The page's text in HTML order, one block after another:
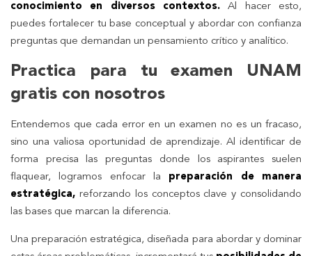
conocimiento en diversos contextos. Al hacer esto,
puedes fortalecer tu base conceptual y abordar con confianza
preguntas que demandan un pensamiento crítico y analítico.
Practica para tu examen UNAM
gratis con nosotros
Entendemos que cada error en un examen no es un fracaso,
sino una valiosa oportunidad de aprendizaje. Al identificar de
forma precisa las preguntas donde los aspirantes suelen
flaquear, logramos enfocar la preparación de manera
estratégica, reforzando los conceptos clave y consolidando
las bases que marcan la diferencia.
Una preparación estratégica, diseñada para abordar y dominar